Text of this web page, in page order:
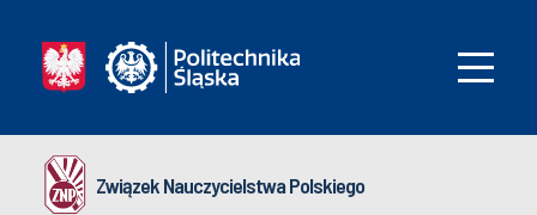
Związek Nauczycielstwa Polskiego